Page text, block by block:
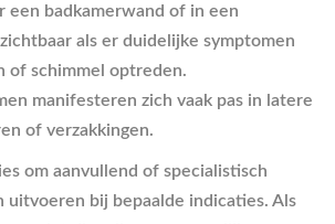
een badkamerwand of in een
als er duidelijke symptomen
of schimmel optreden.
manifesteren zich vaak pas in latere
of verzakkingen.
om aanvullend of specialistisch
uitvoeren bij bepaalde indicaties. Als